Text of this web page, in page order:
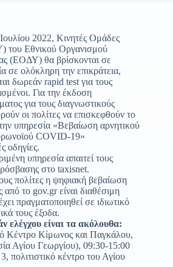
2022, Κινητές Ομάδες
Εθνικού Οργανισμού
(ΕΟΔΥ) θα βρίσκονται σε
σε ολόκληρη την επικράτεια,
δωρεάν rapid test για τους
Για την έκδοση
για τους διαγνωστικούς
οι πολίτες να επισκεφθούν το
υπηρεσία «Βεβαίωση αρνητικού
COVID-19»
οδηγίες.
υπηρεσία απαιτεί τους
στο taxisnet.
πολίτες η ψηφιακή βεβαίωση
το gov.gr είναι διαθέσιμη
πραγματοποιηθεί σε ιδιωτικό
τους έξοδα.
είναι τα ακόλουθα:
Κέντρο Κίμωνος και Παγκάλου,
Αγίου Γεωργίου), 09:30-15:00
πολιτιστικό κέντρο του Αγίου